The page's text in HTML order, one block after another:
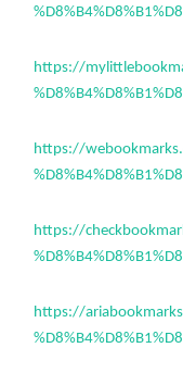
https://
https://
https://
https://